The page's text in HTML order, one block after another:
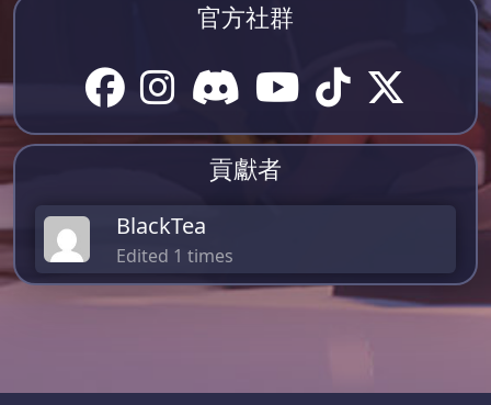
官方社群
貢獻者
BlackTea
Edited 1 times